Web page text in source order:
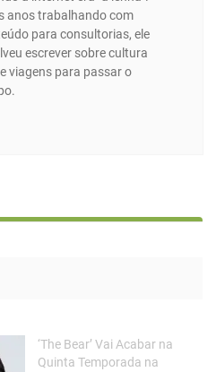
anos trabalhando com
para consultorias, ele
escrever sobre cultura
viagens para passar o
‘The Bear’ Vai Acabar na
Quinta Temporada na